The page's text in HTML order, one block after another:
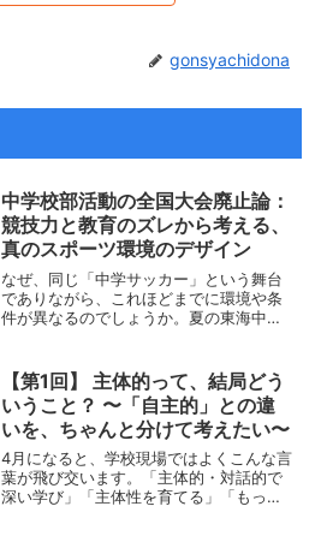
gonsyachidona
中学校部活動の全国大会廃止論：
競技力と教育のズレから考える、
真のスポーツ環境のデザイン
なぜ、同じ「中学サッカー」という舞台
でありながら、これほどまでに環境や条
件が異なるのでしょうか。夏の東海中学
学校の対戦結果は、スコア以上に日本の
中学校部活動が抱える構造...
【第1回】 主体的って、結局どう
いうこと？ 〜「自主的」との違
いを、ちゃんと分けて考えたい〜
4月になると、学校現場ではよくこんな言
葉が飛び交います。「主体的・対話的で
深い学び」「主体性を育てる」「もっと